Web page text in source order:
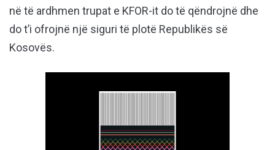
në të ardhmen trupat e KFOR-it do të qëndrojnë dhe
do t’i ofrojnë një siguri të plotë Republikës së
Kosovës.